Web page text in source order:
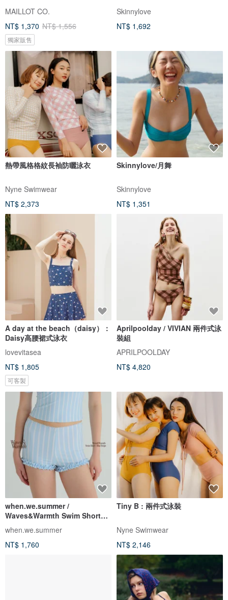
MAILLOT CO.
NT$ 1,370 NT$ 1,556
獨家販售
Skinnylove
NT$ 1,692
熱帶風格格紋長袖防曬泳衣
Nyne Swimwear
NT$ 2,373
Skinnylove/月舞
Skinnylove
NT$ 1,351
A day at the beach（daisy）：
Daisy高腰裙式泳衣
lovevitasea
NT$ 1,805
可客製
Aprilpoolday / VIVIAN 兩件式泳
裝組
APRILPOOLDAY
NT$ 4,820
when.we.summer /
Waves&Warmth Swim Short
(僅褲裝)
when.we.summer
NT$ 1,760
Tiny B : 兩件式泳裝
Nyne Swimwear
NT$ 2,146